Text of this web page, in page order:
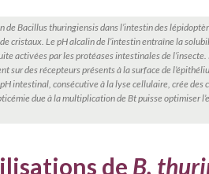
de Bacillus thuringiensis dans l’intestin des
cristaux. Le pH alcalin de l’intestin entraîne la
activées par les protéases intestinales de
sur des récepteurs présents à la surface de
intestinal, consécutive à la lyse cellulaire, crée
due à la multiplication de Bt puisse optimiser
de B.